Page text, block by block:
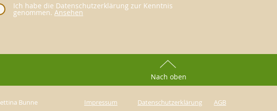
Ich habe die Datenschutzerklärung zur Kenntnis
genommen. Ansehen
Nach oben
Bunne Impressum Datenschutzerklärung AGB